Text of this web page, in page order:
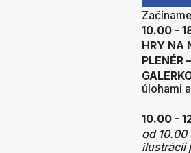
10.00 -
HRY NA
PLENÉR –
úlohami
10.00 -
od
ilustrácií